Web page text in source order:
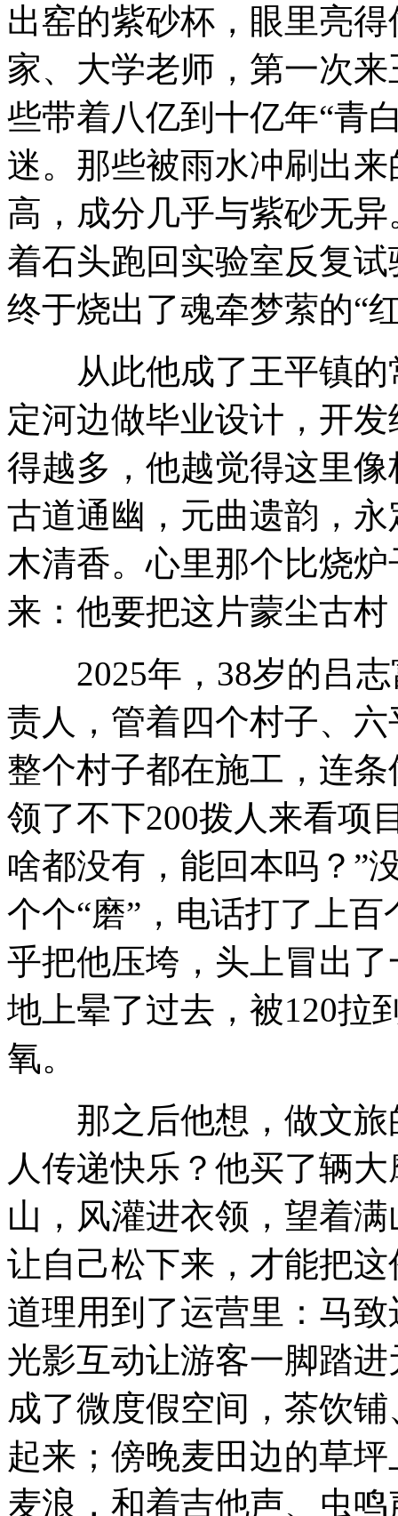
出窑的紫砂杯，眼里亮
家、大学老师，第一次
些带着八亿到十亿年“青
迷。那些被雨水冲刷出
高，成分几乎与紫砂无
着石头跑回实验室反复
终于烧出了魂牵梦萦的“
从此他成了王平镇的
定河边做毕业设计，开
得越多，他越觉得这里
古道通幽，元曲遗韵，
木清香。心里那个比烧
来：他要把这片蒙尘古
2025年，38岁的吕志
责人，管着四个村子、
整个村子都在施工，连
领了不下200拨人来看项
啥都没有，能回本吗？”
个个“磨”，电话打了上
乎把他压垮，头上冒出
地上晕了过去，被120拉
氧。
那之后他想，做文旅
人传递快乐？他买了辆
山，风灌进衣领，望着
让自己松下来，才能把
道理用到了运营里：马
光影互动让游客一脚踏
成了微度假空间，茶饮
起来；傍晚麦田边的草
麦浪，和着吉他声、虫